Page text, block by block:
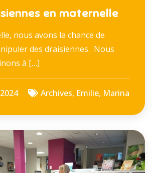
en maternelle
nous avons la chance de
des draisiennes. Nous
à […]
Archives, Emilie, Marina